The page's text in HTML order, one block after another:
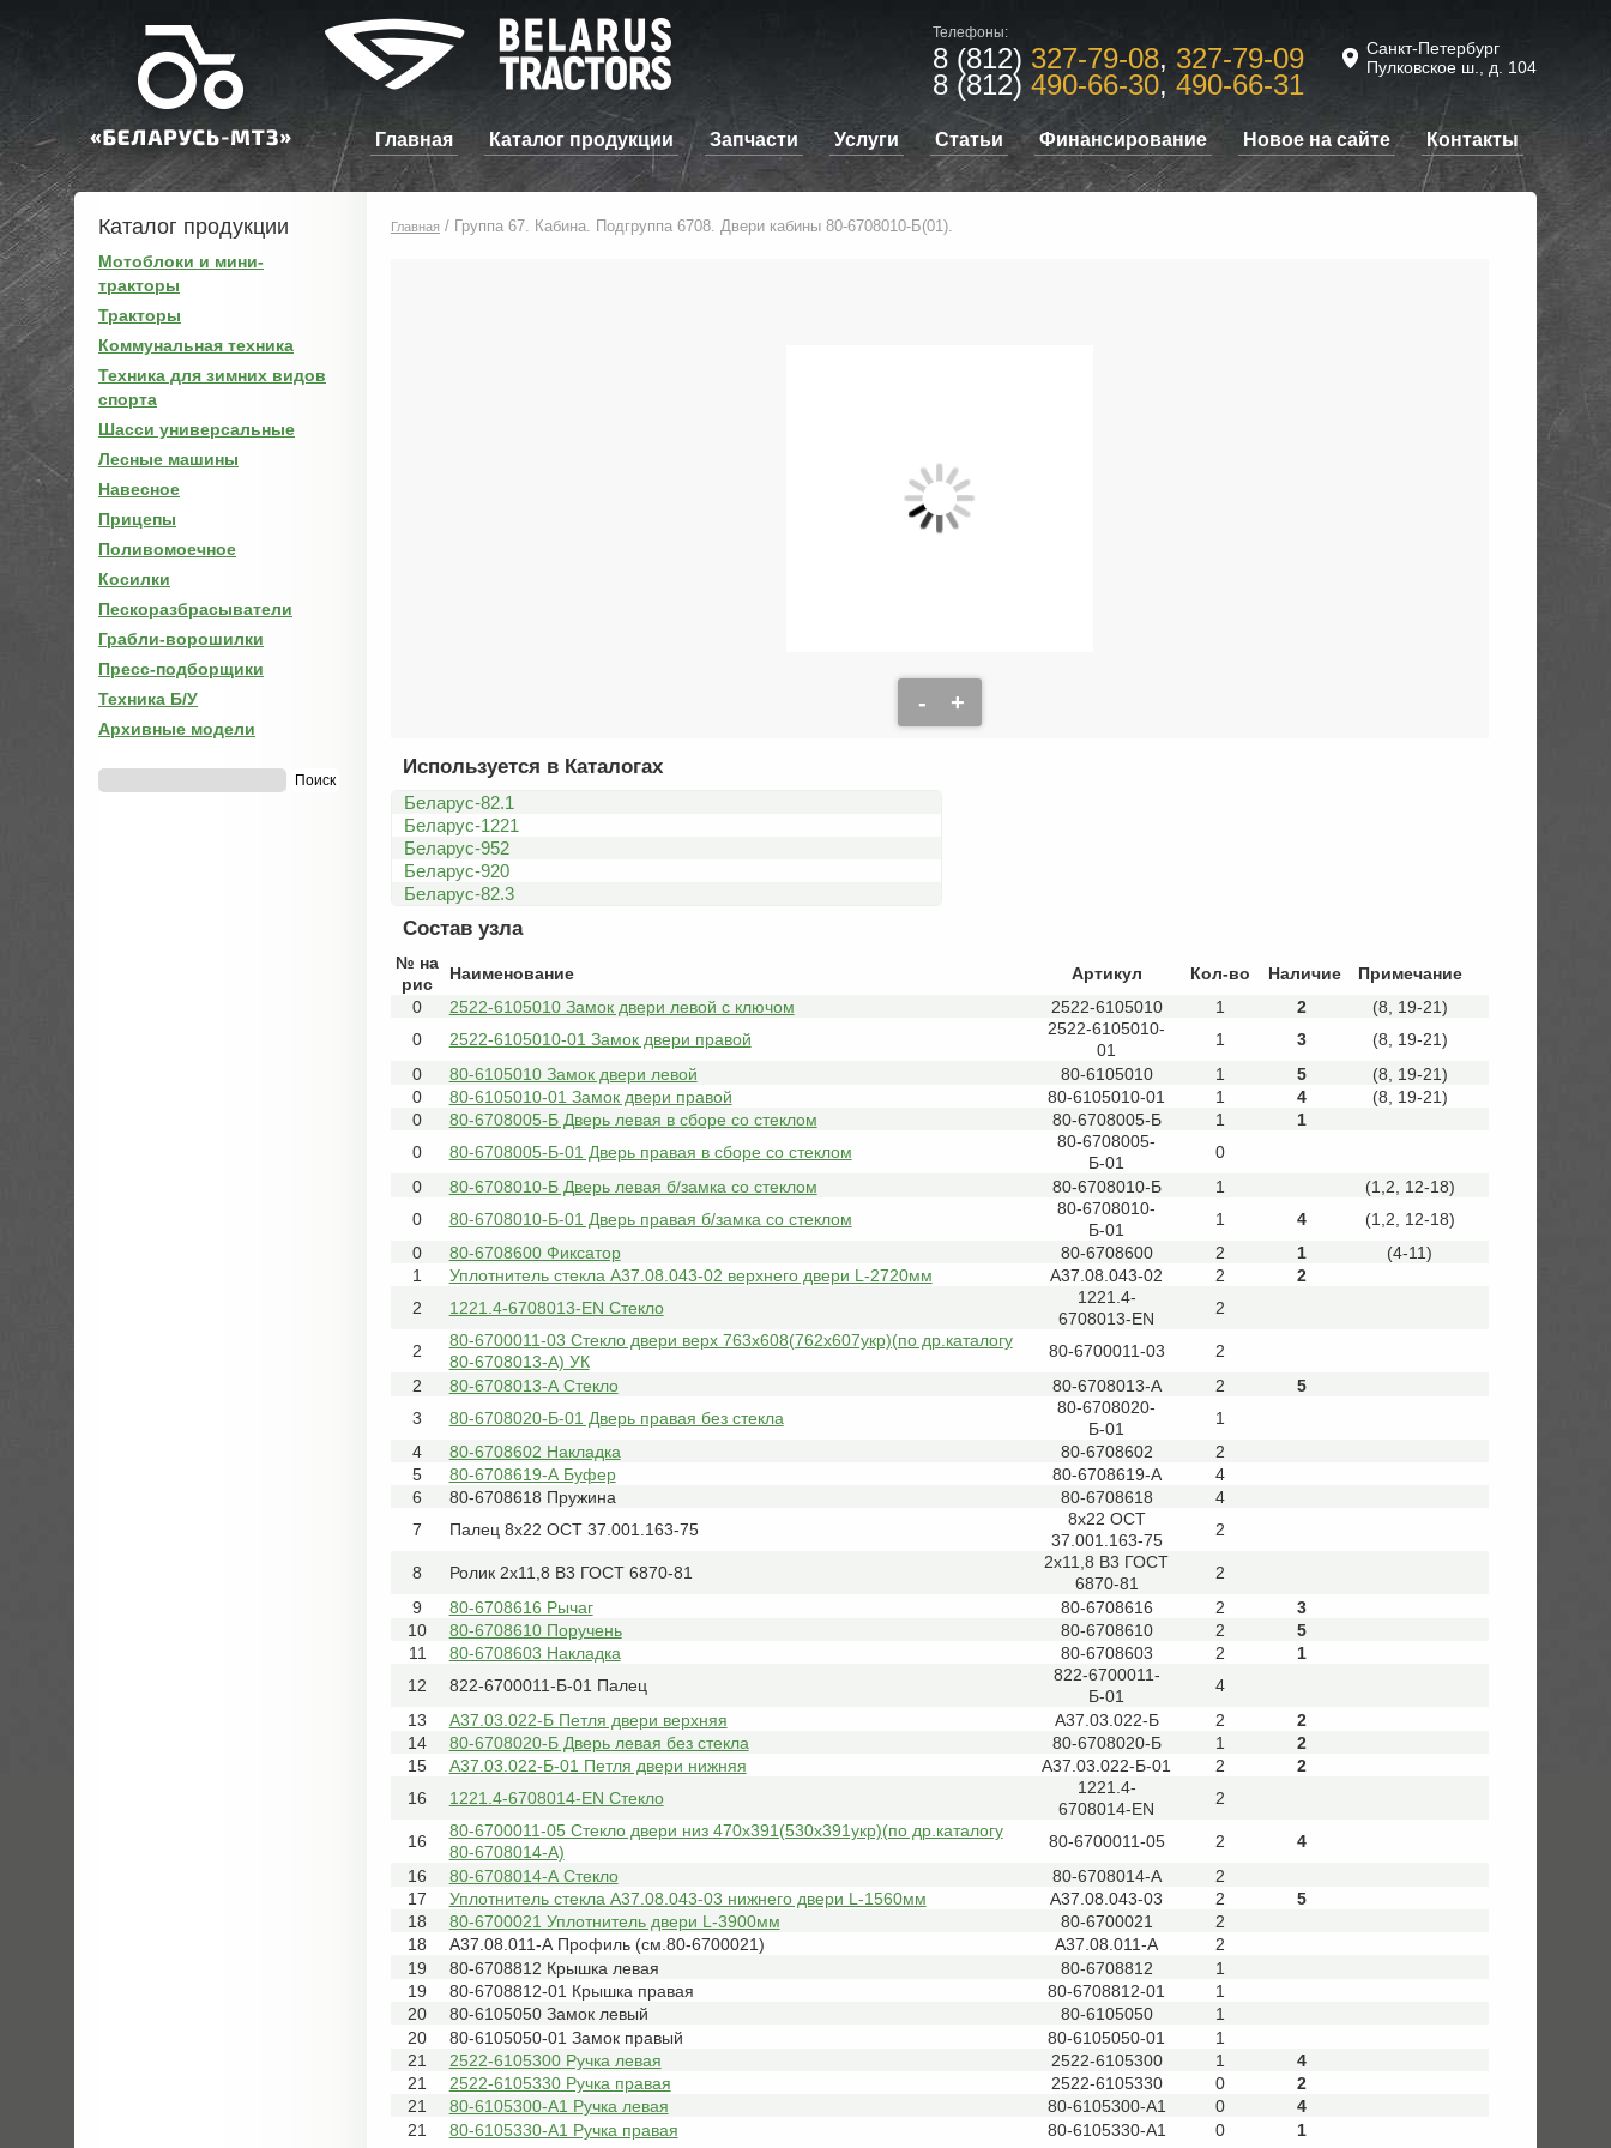
Телефоны:
8 (812) 327-79-08, 327-79-09
8 (812) 490-66-30, 490-66-31
Санкт-Петербург
Пулковское ш., д. 104
Главная Каталог продукции Запчасти Услуги Статьи Финансирование Новое на сайте Контакты
Каталог продукции
Мотоблоки и мини-
тракторы
Тракторы
Коммунальная техника
Техника для зимних видов
спорта
Шасси универсальные
Лесные машины
Навесное
Прицепы
Поливомоечное
Косилки
Пескоразбрасыватели
Грабли-ворошилки
Пресс-подборщики
Техника Б/У
Архивные модели
Главная / Группа 67. Кабина. Подгруппа 6708. Двери кабины 80-6708010-Б(01).
- +
Используется в Каталогах
Беларус-82.1
Беларус-1221
Беларус-952
Беларус-920
Беларус-82.3
Состав узла
№ на
рис
Наименование Артикул Кол-во Наличие
Примечание
0
2522-6105010 Замок двери левой с ключом 2522-6105010 1 2
(8, 19-21)
0
2522-6105010-01 Замок двери правой
2522-6105010-
01
1 3
(8, 19-21)
0
80-6105010 Замок двери левой 80-6105010 1 5
(8, 19-21)
0
80-6105010-01 Замок двери правой 80-6105010-01 1 4
(8, 19-21)
0
80-6708005-Б Дверь левая в сборе со стеклом 80-6708005-Б 1
1
0
80-6708005-Б-01 Дверь правая в сборе со стеклом
80-6708005-
Б-01
0
0
80-6708010-Б Дверь левая б/замка со стеклом 80-6708010-Б 1
(1,2, 12-18)
0
80-6708010-Б-01 Дверь правая б/замка со стеклом
80-6708010-
Б-01
1 4
(1,2, 12-18)
0
80-6708600 Фиксатор 80-6708600 2 1
(4-11)
1
Уплотнитель стекла А37.08.043-02 верхнего двери L-2720мм А37.08.043-02 2
2
2
1221.4-6708013-EN Стекло
1221.4-
6708013-EN
2
2
80-6700011-03 Стекло двери верх 763х608(762х607укр)(по др.каталогу
80-6708013-А) УК
80-6700011-03
2
2
80-6708013-А Стекло 80-6708013-А 2
5
3
80-6708020-Б-01 Дверь правая без стекла
80-6708020-
Б-01
1
4
80-6708602 Накладка 80-6708602
2
5
80-6708619-А Буфер 80-6708619-А
4
6
80-6708618 Пружина 80-6708618
4
7
Палец 8х22 ОСТ 37.001.163-75
8х22 ОСТ
37.001.163-75
2
8 Ролик 2х11,8 В3 ГОСТ 6870-81
2х11,8 В3 ГОСТ
6870-81
2
9
80-6708616 Рычаг 80-6708616 2
3
10
80-6708610 Поручень 80-6708610 2
5
11
80-6708603 Накладка 80-6708603 2
1
12
822-6700011-Б-01 Палец
822-6700011-
Б-01
4
13
А37.03.022-Б Петля двери верхняя А37.03.022-Б 2
2
14
80-6708020-Б Дверь левая без стекла 80-6708020-Б 1
2
15
А37.03.022-Б-01 Петля двери нижняя А37.03.022-Б-01 2
2
16
1221.4-6708014-EN Стекло
1221.4-
6708014-EN
2
16
80-6700011-05 Стекло двери низ 470х391(530х391укр)(по др.каталогу
80-6708014-А)
80-6700011-05 2
4
16
80-6708014-А Стекло 80-6708014-А
2
17
Уплотнитель стекла А37.08.043-03 нижнего двери L-1560мм А37.08.043-03 2
5
18
80-6700021 Уплотнитель двери L-3900мм 80-6700021
2
18
А37.08.011-А Профиль (см.80-6700021) А37.08.011-А
2
19
80-6708812 Крышка левая 80-6708812
1
19
80-6708812-01 Крышка правая 80-6708812-01
1
20
80-6105050 Замок левый 80-6105050
1
20
80-6105050-01 Замок правый 80-6105050-01
1
21
2522-6105300 Ручка левая 2522-6105300 1
4
21
2522-6105330 Ручка правая 2522-6105330 0
2
21
80-6105300-А1 Ручка левая 80-6105300-А1 0
4
21
80-6105330-А1 Ручка правая 80-6105330-А1 0 1